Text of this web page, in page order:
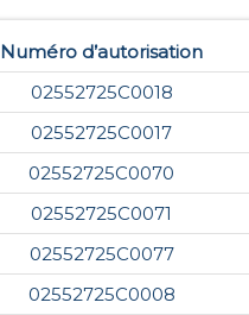
Numéro d’autorisation
02552725C0018
02552725C0017
02552725C0070
02552725C0071
02552725C0077
02552725C0008